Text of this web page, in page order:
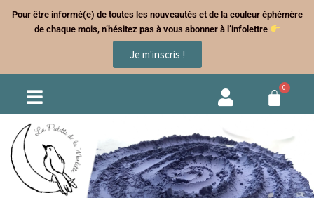
Pour être informé(e) de toutes les nouveautés et de la couleur éphémère
de chaque mois, n’hésitez pas à vous abonner à l’infolettre
Je m'inscris !